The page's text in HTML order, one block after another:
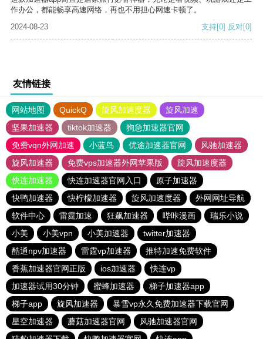
作办公，都能畅享高速网络，再也不用担心网速卡顿了。
2024-08-23
支持[0] 反对[0]
友情链接
网站地图 QuickQ 旋风加速度器
旋风加速
坚果加速器
tiktok加速器
狗急加速器官网
免费vqn外网加速
小蓝鸟 优途加速器官网
风驰加速器
旋风加速器
免费vps加速器外网苹果版
旋风加速度器
快连加速器
快连加速器官网入口
原子加速器
快鸭加速器
快柠檬加速器 旋风加速度器
外网网址导航
软件中心
雷霆加速 狂飙加速器 哔咔漫画
瑞乐小说
小美
小美vpn 小美加速器
twitter加速器
酷通npv加速器
雷霆vp加速器
推特加速免费软件
香蕉加速器官网正版
ios加速器
快连vp
加速器试用30分钟
蜜蜂加速器
梯子加速器app
梯子app
旋风加速器
暴雪vp永久免费加速器下载官网
星空加速器
蘑菇加速器官网
风驰加速器官网